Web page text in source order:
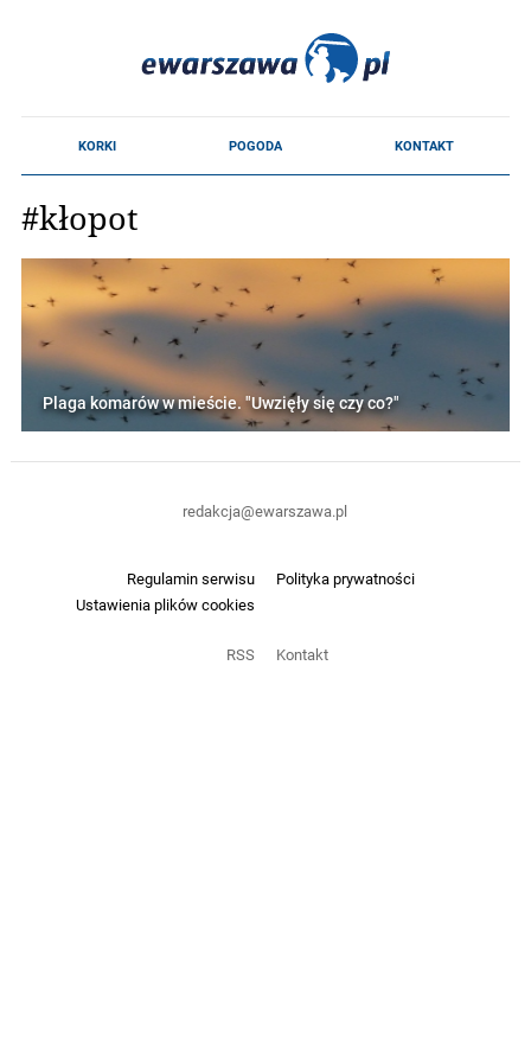
#kłopot
Plaga komarów w mieście. "Uwzięły się czy co?"
Regulamin serwisu
Polityka prywatności
Ustawienia plików cookies
RSS Kontakt
redakcja@ewarszawa.pl